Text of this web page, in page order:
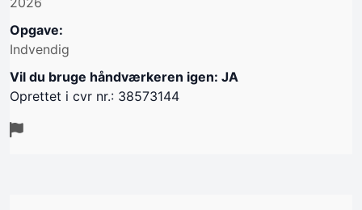
Opgave:
Indvendig
Vil du bruge håndværkeren igen: JA
Oprettet i cvr nr.: 38573144